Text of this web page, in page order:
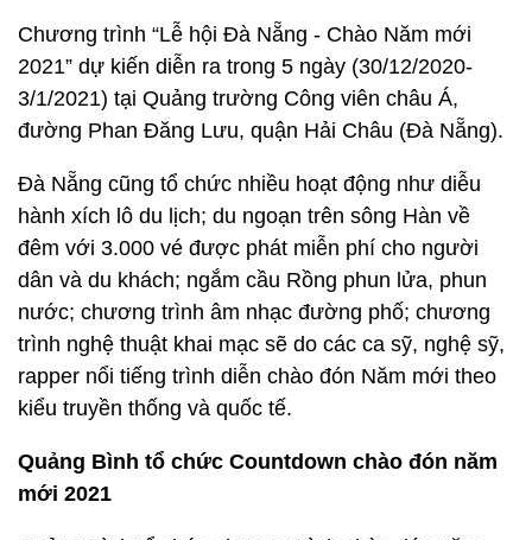
Chương trình “Lễ hội Đà Nẵng - Chào Năm mới
2021” dự kiến diễn ra trong 5 ngày (30/12/2020-
3/1/2021) tại Quảng trường Công viên châu Á,
đường Phan Đăng Lưu, quận Hải Châu (Đà Nẵng).
Đà Nẵng cũng tổ chức nhiều hoạt động như diễu
hành xích lô du lịch; du ngoạn trên sông Hàn về
đêm với 3.000 vé được phát miễn phí cho người
dân và du khách; ngắm cầu Rồng phun lửa, phun
nước; chương trình âm nhạc đường phố; chương
trình nghệ thuật khai mạc sẽ do các ca sỹ, nghệ sỹ,
rapper nổi tiếng trình diễn chào đón Năm mới theo
kiểu truyền thống và quốc tế.
Quảng Bình tổ chức Countdown chào đón năm
mới 2021